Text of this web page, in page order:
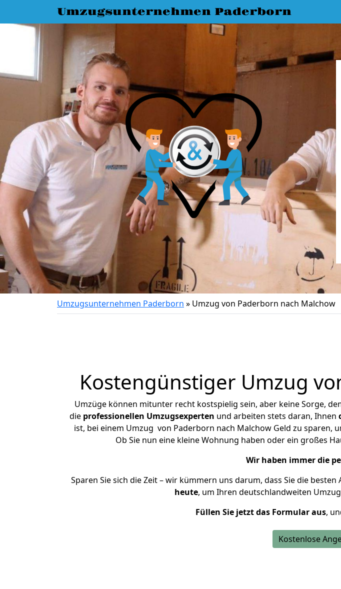
Umzugsunternehmen Paderborn
Umzugsunternehmen Paderborn » Umzug von Paderborn nach Malchow
Kostengünstiger Umzug
Umzüge können mitunter recht kostspielig sein, aber keine Sorge,
die professionellen Umzugsexperten und arbeiten stets daran, Ihnen
ist, bei einem Umzug von Paderborn nach Malchow Geld zu sparen,
Ob Sie nun eine kleine Wohnung haben oder ein großes
Wir haben immer die
Sparen Sie sich die Zeit – wir kümmern uns darum, dass Sie die
heute, um Ihren deutschlandweiten
Füllen Sie jetzt das Formular aus,
Kostenlose